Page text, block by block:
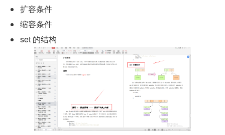
扩容条件
缩容条件
set 的结构